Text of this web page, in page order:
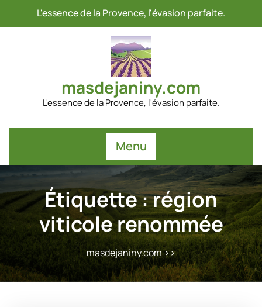
L'essence de la Provence, l'évasion parfaite.
masdejaniny.com
L'essence de la Provence, l'évasion parfaite.
Menu
Étiquette :région
viticole renommée
masdejaniny.com>>